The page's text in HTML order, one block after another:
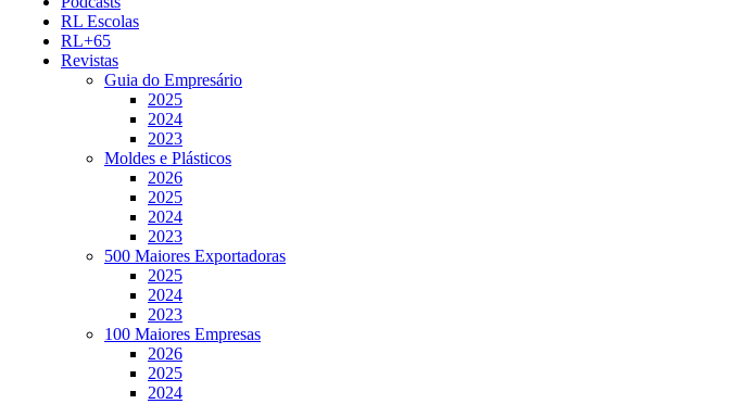
RL Escolas
RL+65
Revistas
Guia do Empresário
2025
2024
2023
Moldes e Plásticos
2026
2025
2024
2023
500 Maiores Exportadoras
2025
2024
2023
100 Maiores Empresas
2026
2025
2024